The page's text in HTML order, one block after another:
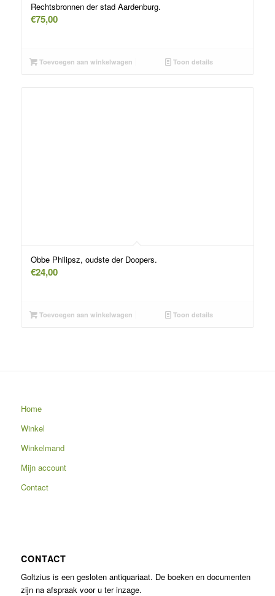
Rechtsbronnen der stad Aardenburg.
€75,00
Toevoegen aan winkelwagen Toon details
Obbe Philipsz, oudste der Doopers.
€24,00
Toevoegen aan winkelwagen Toon details
Home
Winkel
Winkelmand
Mijn account
Contact
CONTACT
Goltzius is een gesloten antiquariaat. De boeken en documenten
zijn na afspraak voor u ter inzage.